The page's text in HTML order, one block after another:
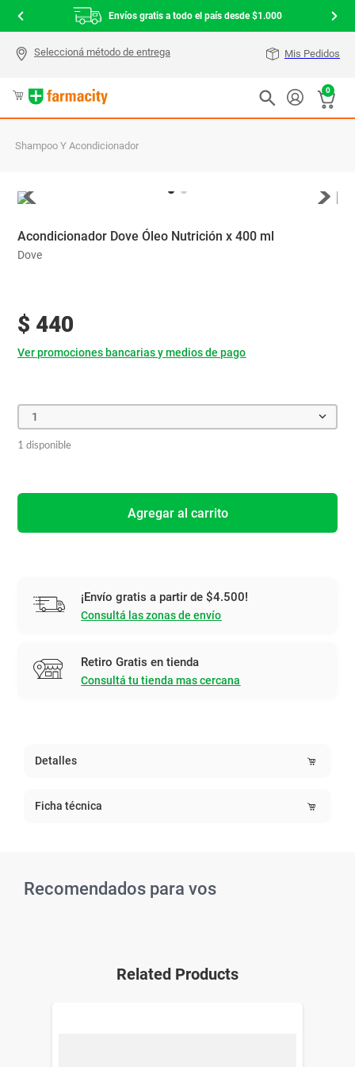
Envíos gratis a todo el país desde $1.000
Mis Pedidos
0
Shampoo Y Acondicionador
Acondicionador Dove Óleo Nutrición x 400 ml
Dove
$ 440
Ver promociones bancarias y medios de pago
1
1 disponible
Agregar al carrito
¡Envío gratis a partir de $4.500!
Consultá las zonas de envío
Retiro Gratis en tienda
Consultá tu tienda mas cercana
Detalles
Ficha técnica
Recomendados para vos
Related Products